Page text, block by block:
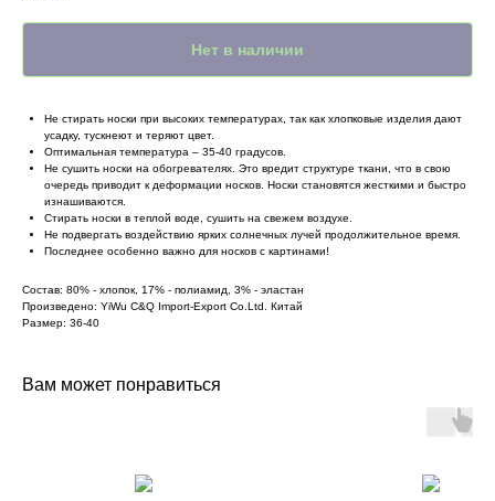
Нет в наличии
Не стирать носки при высоких температурах, так как хлопковые изделия дают
усадку, тускнеют и теряют цвет.
Оптимальная температура – 35-40 градусов.
Не сушить носки на обогревателях. Это вредит структуре ткани, что в свою
очередь приводит к деформации носков. Носки становятся жесткими и быстро
изнашиваются.
Стирать носки в теплой воде, сушить на свежем воздухе.
Не подвергать воздействию ярких солнечных лучей продолжительное время.
Последнее особенно важно для носков с картинами!
Состав: 80% - хлопок, 17% - полиамид, 3% - эластан
Произведено: YiWu C&Q Import-Export Co.Ltd. Китай
Размер: 36-40
Вам может понравиться